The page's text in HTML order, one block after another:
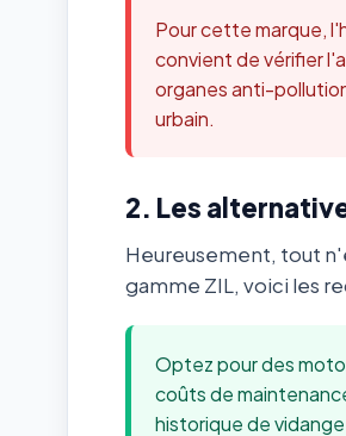
Pour cette marque,
convient de vérifier
organes anti-
urbain.
2. Les
Heureusement, tout
gamme ZIL, voici les
Optez pour des
coûts de
historique de